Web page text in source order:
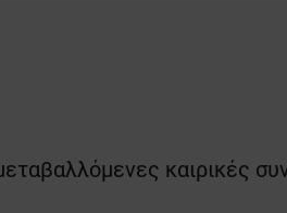
καιρικές